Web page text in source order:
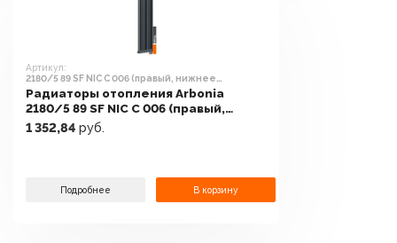
Артикул:
2180/5 89 SF NIC C 006 (правый, нижнее
подключение)
Радиаторы отопления Arbonia
2180/5 89 SF NIC C 006 (правый,
нижнее подключение)
1 352,84 руб.
Подробнее В корзину